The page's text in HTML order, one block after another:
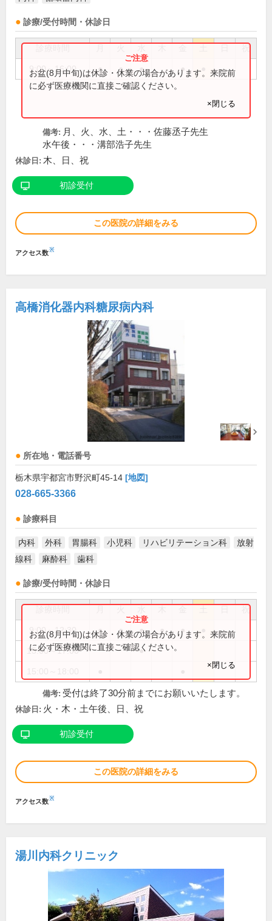
診療/受付時間・休診日
祝
9:00～16:00 ● ● ● ●
お盆(8月中旬)は休診・休業の場合があります。来院前
に必ず医療機関に直接ご確認ください。
×閉じる
備考: 月、火、水、土・・・佐藤丞子先生
水午後・・・溝部浩子先生
休診日: 木、日、祝
初診受付
この医院の詳細をみる
アクセス数※
高橋消化器内科糖尿病内科
所在地・電話番号
栃木県宇都宮市野沢町45-14 [地図]
028-665-3366
診療科目
内科 外科 胃腸科 小児科 リハビリテーション科
放射
線科
麻酔科 歯科
診療/受付時間・休診日
祝
9:00～12:30 ● ● ● ● ●
15:00～17:00 ●
お盆(8月中旬)は休診・休業の場合があります。来院前
に必ず医療機関に直接ご確認ください。
×閉じる
備考: 受付は終了30分前までにお願いいたします。
休診日: 火・木・土午後、日、祝
初診受付
この医院の詳細をみる
アクセス数※
湯川内科クリニック